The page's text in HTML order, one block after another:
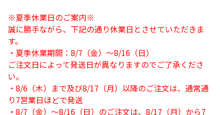
※夏季休業日のご案内※
誠に勝手ながら、下記の通り休業日とさせていただきま
す。
・夏季休業期間：8/7（金）～8/16（日）
ご注文日によって発送日が異なりますのでご了承くださ
い。
・8/6（木）まで及び8/17（月）以降のご注文は、通常通
り7営業日ほどで発送
・8/7（金）～8/16（日）のご注文は、8/17（月）から7